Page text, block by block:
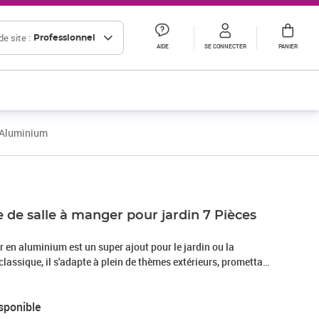
site : Professionnel
AIDE SE CONNECTER PANIER
de salle à manger pour jardin 7 Pièces
en aluminium est un super ajout pour le jardin ou la
il s'adapte à plein de thèmes extérieurs, promettant
usage. La construction en aluminium ne fait pas
accueillir tous types de repas en extérieur, que ce soit